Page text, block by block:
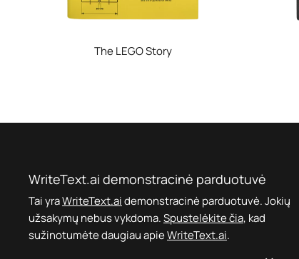
The LEGO Story
WriteText.ai demonstracinė parduotuvė
Tai yraWriteText.aidemonstracinė parduotuvė. Jokių
užsakymų nebus vykdoma.Spustelėkite čia, kad
sužinotumėte daugiau apieWriteText.ai.